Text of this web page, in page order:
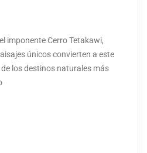
imponente Cerro Tetakawi,
únicos convierten a este
los destinos naturales más